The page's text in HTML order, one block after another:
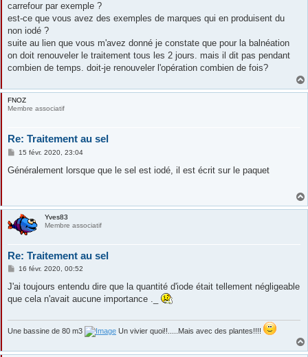
a
g
carrefour par exemple ?
est-ce que vous avez des exemples de marques qui en produisent du
non iodé ?
suite au lien que vous m'avez donné je constate que pour la balnéation
on doit renouveler le traitement tous les 2 jours. mais il dit pas pendant
combien de temps. doit-je renouveler l'opération combien de fois?
FNOZ
Membre associatif
Re: Traitement au sel
M
s
15 févr. 2020, 23:04
Généralement lorsque que le sel est iodé, il est écrit sur le paquet
Yves83
Membre associatif
Re: Traitement au sel
M
s
a
16 févr. 2020, 00:52
J'ai toujours entendu dire que la quantité d'iode était tellement négligeable
que cela n'avait aucune importance ._
Une bassine de 80 m3 Un vivier quoi!!.....Mais avec des plantes!!!!